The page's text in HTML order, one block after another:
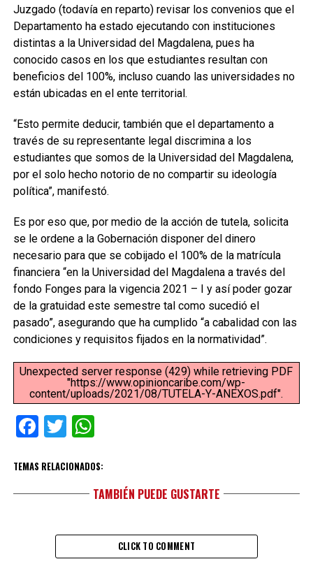
Juzgado (todavía en reparto) revisar los convenios que el
Departamento ha estado ejecutando con instituciones
distintas a la Universidad del Magdalena, pues ha
conocido casos en los que estudiantes resultan con
beneficios del 100%, incluso cuando las universidades no
están ubicadas en el ente territorial.
“Esto permite deducir, también que el departamento a
través de su representante legal discrimina a los
estudiantes que somos de la Universidad del Magdalena,
por el solo hecho notorio de no compartir su ideología
política”, manifestó.
Es por eso que, por medio de la acción de tutela, solicita
se le ordene a la Gobernación disponer del dinero
necesario para que se cobijado el 100% de la matrícula
financiera “en la Universidad del Magdalena a través del
fondo Fonges para la vigencia 2021 – I y así poder gozar
de la gratuidad este semestre tal como sucedió el
pasado”, asegurando que ha cumplido “a cabalidad con las
condiciones y requisitos fijados en la normatividad”.
Unexpected server response (429) while retrieving PDF
"https://www.opinioncaribe.com/wp-
content/uploads/2021/08/TUTELA-Y-ANEXOS.pdf".
Facebook
TwitterWhatsApp
TEMAS RELACIONADOS:
TAMBIÉN PUEDE GUSTARTE
CLICK TO COMMENT